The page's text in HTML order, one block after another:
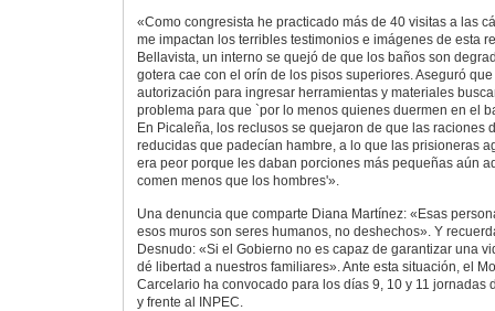
«Como congresista he practicado más de 40 visitas a las
me impactan los terribles testimonios e imágenes de esta
Bellavista, un interno se quejó de que los baños son
gotera cae con el orín de los pisos superiores. Aseguró
autorización para ingresar herramientas y materiales
problema para que `por lo menos quienes duermen en el
En Picaleña, los reclusos se quejaron de que las raciones
reducidas que padecían hambre, a lo que las prisioneras
era peor porque les daban porciones más pequeñas aún
comen menos que los hombres'».
Una denuncia que comparte Diana Martínez: «Esas
esos muros son seres humanos, no deshechos». Y
Desnudo: «Si el Gobierno no es capaz de garantizar una
dé libertad a nuestros familiares». Ante esta situación, el
Carcelario ha convocado para los días 9, 10 y 11 jornadas
y frente al INPEC.